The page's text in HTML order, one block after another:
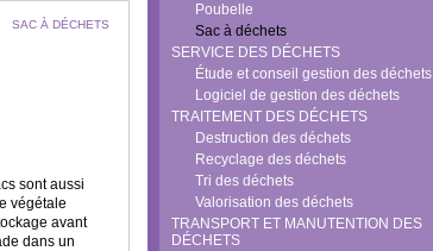
SAC À DÉCHETS
sont aussi
végétale
avant
dans un
Poubelle
Sac à déchets
SERVICE DES DÉCHETS
Étude et conseil gestion des déchets
Logiciel de gestion des déchets
TRAITEMENT DES DÉCHETS
Destruction des déchets
Recyclage des déchets
Tri des déchets
Valorisation des déchets
TRANSPORT ET MANUTENTION DES
DÉCHETS